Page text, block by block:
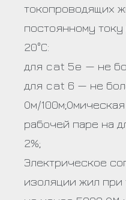
токопроводящих
постоянному
20°С:
для cat 5e — не
для cat 6 — не
Ом/100м;
рабочей паре на
2%;
Электрическое
изоляции жил при